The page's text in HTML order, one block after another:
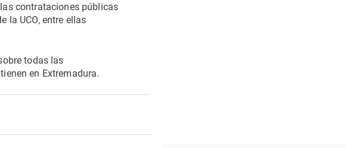
contrataciones públicas
la UCO, entre ellas
todas las
en Extremadura.